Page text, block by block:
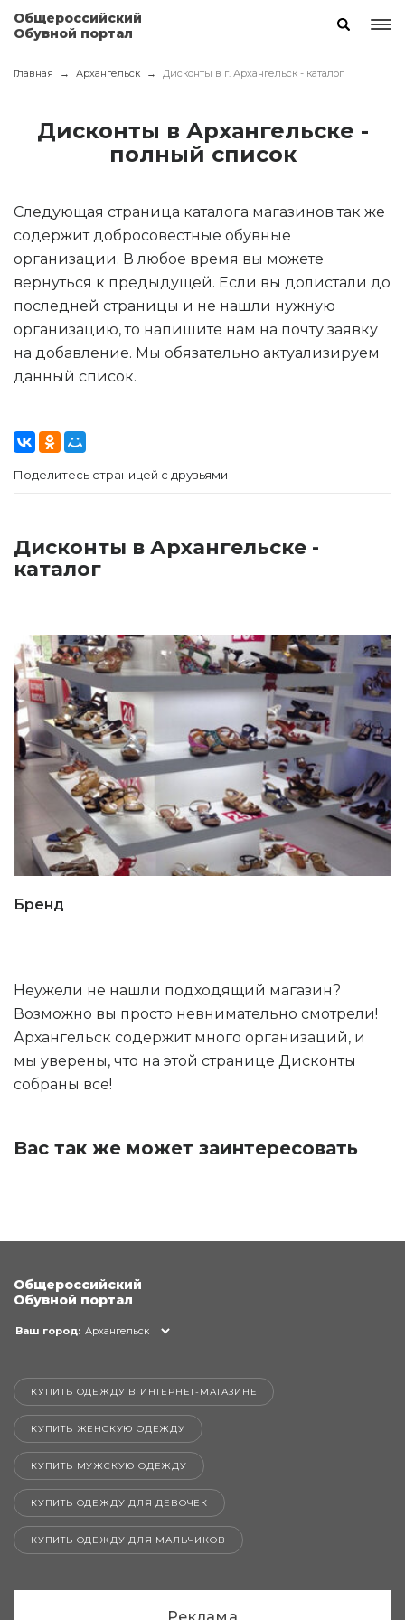
Общероссийский
Обувной портал
Главная Архангельск Дисконты в г. Архангельск - каталог
Дисконты в Архангельске -
полный список
Следующая страница каталога магазинов так же
содержит добросовестные обувные
организации. В любое время вы можете
вернуться к предыдущей. Если вы долистали до
последней страницы и не нашли нужную
организацию, то напишите нам на почту заявку
на добавление. Мы обязательно актуализируем
данный список.
Поделитесь страницей с друзьями
Дисконты в Архангельске -
каталог
Бренд
Неужели не нашли подходящий магазин?
Возможно вы просто невнимательно смотрели!
Архангельск содержит много организаций, и
мы уверены, что на этой странице Дисконты
собраны все!
Вас так же может заинтересовать
Общероссийский
Обувной портал
Ваш город: Архангельск
КУПИТЬ ОДЕЖДУ В ИНТЕРНЕТ-МАГАЗИНЕ
КУПИТЬ ЖЕНСКУЮ ОДЕЖДУ
КУПИТЬ МУЖСКУЮ ОДЕЖДУ
КУПИТЬ ОДЕЖДУ ДЛЯ ДЕВОЧЕК
КУПИТЬ ОДЕЖДУ ДЛЯ МАЛЬЧИКОВ